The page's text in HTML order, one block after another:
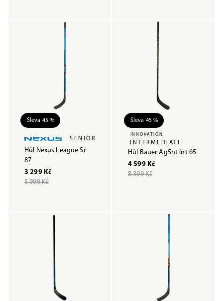
Sleva 45 %
SENIOR
Hůl Nexus League Sr
87
3 299 Kč
5 999 Kč
Sleva 45 %
INNOVATION
INTERMEDIATE
Hůl Bauer Ag5nt Int 65
4 599 Kč
8 399 Kč